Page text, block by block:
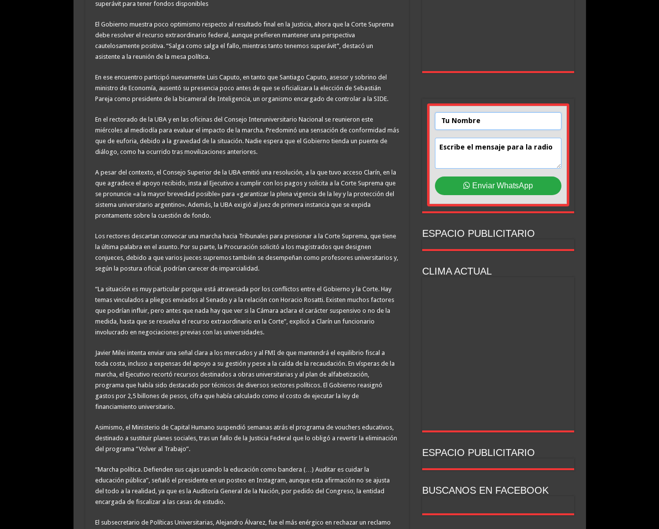
El Gobierno muestra poco optimismo respecto al resultado final en la Justicia, ahora que la Corte Suprema
debe resolver el recurso extraordinario federal, aunque prefieren mantener una perspectiva
cautelosamente positiva. “Salga como salga el fallo, mientras tanto tenemos superávit”, destacó un
asistente a la reunión de la mesa política.
En ese encuentro participó nuevamente Luis Caputo, en tanto que Santiago Caputo, asesor y sobrino del
ministro de Economía, ausentó su presencia poco antes de que se oficializara la elección de Sebastián
Pareja como presidente de la bicameral de Inteligencia, un organismo encargado de controlar a la SIDE.
En el rectorado de la UBA y en las oficinas del Consejo Interuniversitario Nacional se reunieron este
miércoles al mediodía para evaluar el impacto de la marcha. Predominó una sensación de conformidad más
que de euforia, debido a la gravedad de la situación. Nadie espera que el Gobierno tienda un puente de
diálogo, como ha ocurrido tras movilizaciones anteriores.
A pesar del contexto, el Consejo Superior de la UBA emitió una resolución, a la que tuvo acceso Clarín, en la
que agradece el apoyo recibido, insta al Ejecutivo a cumplir con los pagos y solicita a la Corte Suprema que
se pronuncie «a la mayor brevedad posible» para «garantizar la plena vigencia de la ley y la protección del
sistema universitario argentino». Además, la UBA exigió al juez de primera instancia que se expida
prontamente sobre la cuestión de fondo.
Los rectores descartan convocar una marcha hacia Tribunales para presionar a la Corte Suprema, que tiene
la última palabra en el asunto. Por su parte, la Procuración solicitó a los magistrados que designen
conjueces, debido a que varios jueces supremos también se desempeñan como profesores universitarios y,
según la postura oficial, podrían carecer de imparcialidad.
“La situación es muy particular porque está atravesada por los conflictos entre el Gobierno y la Corte. Hay
temas vinculados a pliegos enviados al Senado y a la relación con Horacio Rosatti. Existen muchos factores
que podrían influir, pero antes que nada hay que ver si la Cámara aclara el carácter suspensivo o no de la
medida, hasta que se resuelva el recurso extraordinario en la Corte”, explicó a Clarín un funcionario
involucrado en negociaciones previas con las universidades.
Javier Milei intenta enviar una señal clara a los mercados y al FMI de que mantendrá el equilibrio fiscal a
toda costa, incluso a expensas del apoyo a su gestión y pese a la caída de la recaudación. En vísperas de la
marcha, el Ejecutivo recortó recursos destinados a obras universitarias y al plan de alfabetización,
programa que había sido destacado por técnicos de diversos sectores políticos. El Gobierno reasignó
gastos por 2,5 billones de pesos, cifra que había calculado como el costo de ejecutar la ley de
financiamiento universitario.
Asimismo, el Ministerio de Capital Humano suspendió semanas atrás el programa de vouchers educativos,
destinado a sustituir planes sociales, tras un fallo de la Justicia Federal que lo obligó a revertir la eliminación
del programa “Volver al Trabajo”.
“Marcha política. Defienden sus cajas usando la educación como bandera (…) Auditar es cuidar la
educación pública”, señaló el presidente en un posteo en Instagram, aunque esta afirmación no se ajusta
del todo a la realidad, ya que es la Auditoría General de la Nación, por pedido del Congreso, la entidad
encargada de fiscalizar a las casas de estudio.
El subsecretario de Políticas Universitarias, Alejandro Álvarez, fue el más enérgico en rechazar un reclamo
Enviar WhatsApp
ESPACIO PUBLICITARIO
CLIMA ACTUAL
ESPACIO PUBLICITARIO
BUSCANOS EN FACEBOOK